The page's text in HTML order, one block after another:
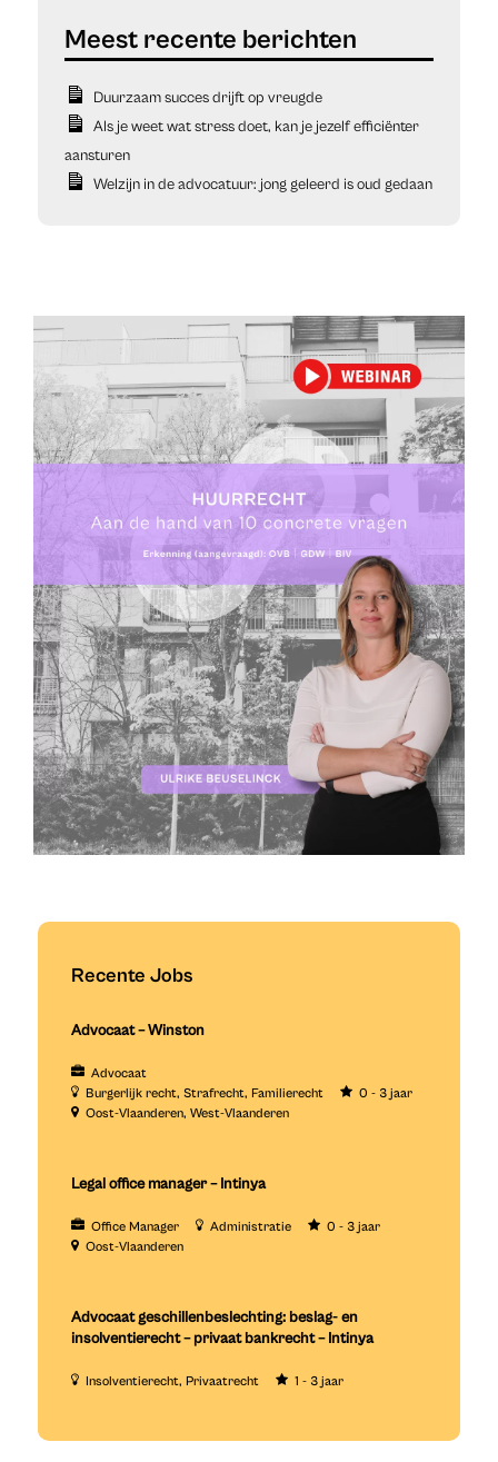
Duurzaam succes drijft op vreugde
Als je weet wat stress doet, kan je jezelf efficiënter
aansturen
Welzijn in de advocatuur: jong geleerd is oud gedaan
Recente Jobs
Advocaat – Winston
Advocaat
Burgerlijk recht Strafrecht Familierecht
0 - 3 jaar
Oost-Vlaanderen West-Vlaanderen
Legal office manager – Intinya
Office Manager Administratie
0 - 3 jaar
Oost-Vlaanderen
Advocaat geschillenbeslechting: beslag- en
insolventierecht – privaat bankrecht – Intinya
Insolventierecht Privaatrecht 1 - 3 jaar